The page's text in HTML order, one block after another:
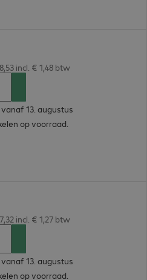
incl. € 1,48 btw
13. augustus
op voorraad.
incl. € 1,27 btw
13. augustus
op voorraad.